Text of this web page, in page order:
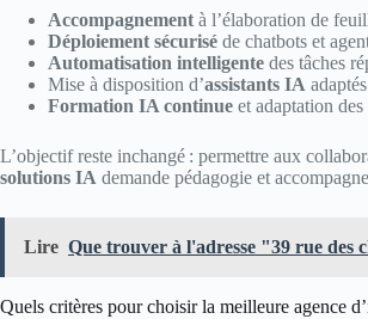
Accompagnement à l’élaboration de
Déploiement sécurisé de chatbots et
Automatisation intelligente des tâches
Mise à disposition d’assistants IA
Formation IA continue et adaptation
L’objectif reste inchangé : permettre aux
solutions IA demande pédagogie et
Lire Que trouver à l'adresse "39 rue des
Quels critères pour choisir la meilleure agence